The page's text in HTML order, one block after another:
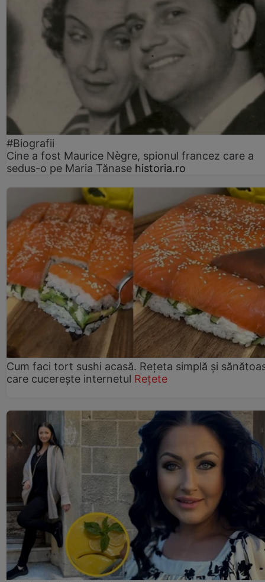
#Biografii
Cine a fost Maurice Nègre, spionul francez care a
sedus-o pe Maria Tănase historia.ro
Cum faci tort sushi acasă. Rețeta simplă și
care cucerește internetul Rețete